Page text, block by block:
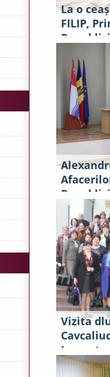
La o
FILIP,
de
Vizita
Poliției